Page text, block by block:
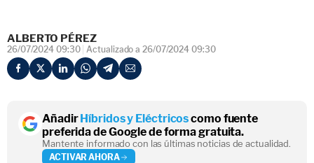
ALBERTO PÉREZ
26/07/2024 09:30 Actualizado a 26/07/2024 09:30
AñadirHíbridos y Eléctricoscomo fuente
preferida de Google de forma gratuita.
Mantente informado con las últimas noticias de actualidad.
ACTIVAR AHORA